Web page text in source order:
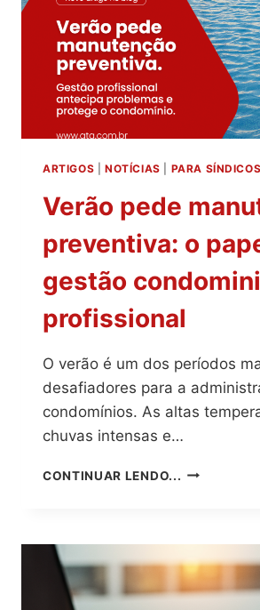
ARTIGOS NOTÍCIAS PARA SÍNDICOS
Verão pede
preventiva: o
gestão
profissional
O verão é um dos períodos
desafiadores para a
condomínios. As altas
chuvas intensas e…
CONTINUAR LENDO... VERÃO
O
PAPEL
DA
GESTÃO